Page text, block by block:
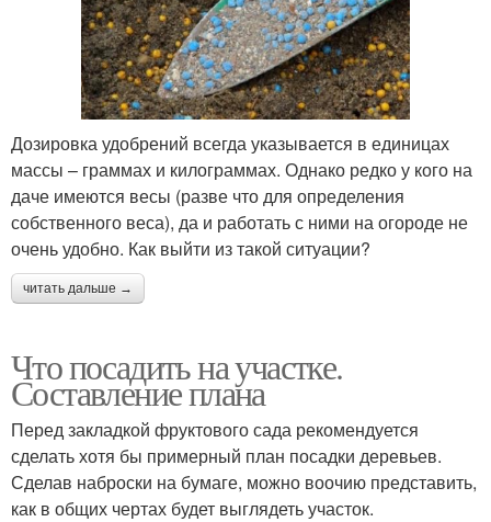
Дозировка удобрений всегда указывается в единицах
массы – граммах и килограммах. Однако редко у кого на
даче имеются весы (разве что для определения
собственного веса), да и работать с ними на огороде не
очень удобно. Как выйти из такой ситуации?
читать дальше →
Что посадить на участке.
Составление плана
Перед закладкой фруктового сада рекомендуется
сделать хотя бы примерный план посадки деревьев.
Сделав наброски на бумаге, можно воочию представить,
как в общих чертах будет выглядеть участок.